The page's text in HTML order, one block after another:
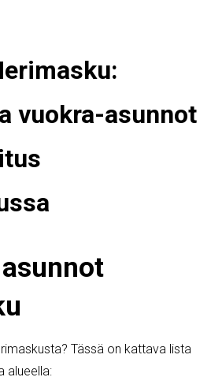
vuokra-asunnot
Tässä on kattava lista
alueella: